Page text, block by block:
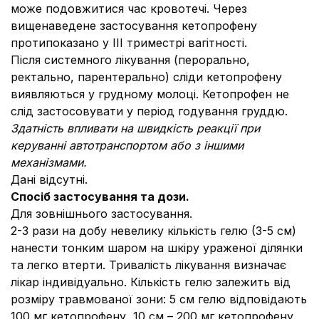
може подовжитися час кровотечі. Через
вищенаведене застосування кетопрофену
протипоказано у ІІІ триместрі вагітності.
Після системного лікування (перорально,
ректально, парентерально) сліди кетопрофену
виявляються у грудному молоці. Кетопрофен не
слід застосовувати у період годування груддю.
Здатність впливати на швидкість реакції при
керуванні автотранспортом або з іншими
механізмами.
Дані відсутні.
Спосіб застосування та дози.
Для зовнішнього застосування.
2-3 рази на добу невелику кількість гелю (3-5 см)
нанести тонким шаром на шкіру ураженої ділянки
та легко втерти. Тривалість лікування визначає
лікар індивідуально. Кількість гелю залежить від
розміру травмованої зони: 5 см гелю відповідають
100 мг кетопрофену, 10 см – 200 мг кетопрофену.